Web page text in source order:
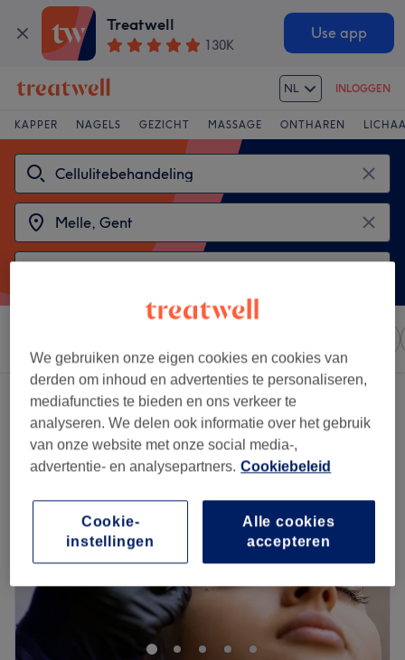
Treatwell
130K
Use app
NL INLOGGEN
KAPPER NAGELS GEZICHT MASSAGE ONTHAREN
2 salons met:cellulitebehandeling in de buurt van Melle, Gent
We gebruiken onze eigen cookies en cookies van
derden om inhoud en advertenties te personaliseren,
mediafuncties te bieden en ons verkeer te
analyseren. We delen ook informatie over het gebruik
van onze website met onze social media-,
advertentie- en analysepartners. Cookiebeleid
Alle cookies
accepteren
Cookie-
instellingen